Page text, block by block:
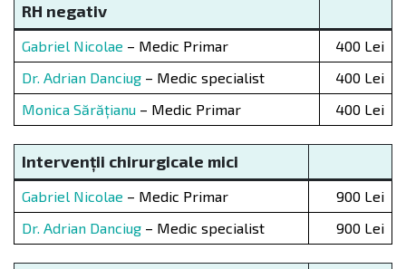
RH negativ
Gabriel Nicolae – Medic Primar
400 Lei
Dr. Adrian Danciug – Medic specialist
400 Lei
Monica Sărățianu – Medic Primar 400 Lei
Intervenții chirurgicale mici
Gabriel Nicolae – Medic Primar
900 Lei
Dr. Adrian Danciug – Medic specialist 900 Lei